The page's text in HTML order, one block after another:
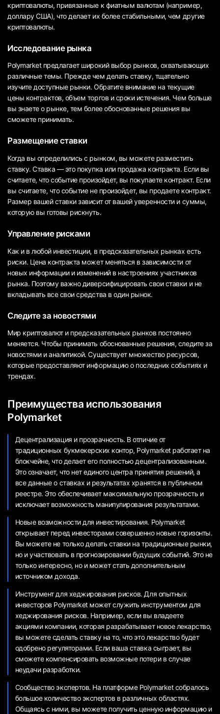
криптовалюты, привязанные к фиатным валютам (например,
доллару США), что делает их более стабильными, чем другие
криптовалюты.
Исследование рынка
Polymarket предлагает широкий выбор рынков, охватывающих
различные темы. Прежде чем делать ставку, тщательно
изучите доступные рынки. Обратите внимание на текущие
цены контрактов, объем торгов и сроки истечения. Чем больше
вы знаете о рынке, тем более обоснованные решения вы
сможете принимать.
Размещение ставки
Когда вы определились с рынком, вы можете разместить
ставку. Ставка — это покупка или продажа контракта. Если вы
считаете, что событие произойдет, вы покупаете контракт. Если
вы считаете, что событие не произойдет, вы продаете контракт.
Размер вашей ставки зависит от вашей уверенности и суммы,
которую вы готовы рискнуть.
Управление рисками
Как и в любой инвестиции, в предсказательных рынках есть
риски. Цена контракта может меняться в зависимости от
новых информации и изменений в настроениях участников
рынка. Поэтому важно диверсифицировать свои ставки и не
вкладывать все свои средства в один рынок.
Следите за новостями
Мир криптовалют и предсказательных рынков постоянно
меняется. Чтобы принимать обоснованные решения, следите за
новостями и аналитикой. Существует множество ресурсов,
которые предоставляют информацию о последних событиях и
трендах.
Преимущества использования
Polymarket
Децентрализация и прозрачность. В отличие от
традиционных букмекерских контор, Polymarket работает на
блокчейне, что делает его полностью децентрализованным.
Это означает, что нет единого центра принятия решений, а
все данные о ставках и результатах хранятся в публичном
реестре. Это обеспечивает максимальную прозрачность и
исключает возможность манипулирования результатами.
Новые возможности для инвестирования. Polymarket
открывает перед инвесторами совершенно новые горизонты.
Вы можете не только делать ставки на традиционные рынки,
но и участвовать в прогнозировании будущих событий. Это не
только интересно, но и может стать дополнительным
источником дохода.
Инструмент для хеджирования рисков. Для опытных
инвесторов Polymarket может служить инструментом для
хеджирования рисков. Например, если вы владеете
акциями компании, которая разрабатывает новое лекарство,
вы можете сделать ставку на то, что это лекарство будет
одобрено регуляторами. Если ваша ставка сыграет, вы
сможете компенсировать возможные потери в случае
неудачи разработки.
Сообщество экспертов. На платформе Polymarket собралось
большое количество экспертов в различных областях.
Общаясь с ними, вы можете получить ценную информацию и